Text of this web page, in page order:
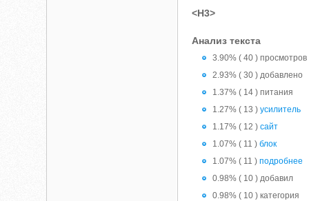
<H3>
Анализ текста
3.90% ( 40 ) просмотров
2.93% ( 30 ) добавлено
1.37% ( 14 ) питания
1.27% ( 13 )усилитель
1.17% ( 12 )сайт
1.07% ( 11 )блок
1.07% ( 11 )подробнее
0.98% ( 10 ) добавил
0.98% ( 10 ) категория